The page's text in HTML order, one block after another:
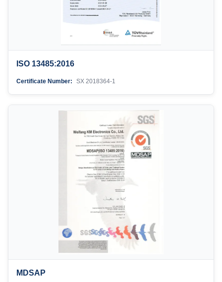
ISO 13485:2016
Certificate Number: SX 2018364-1
MDSAP